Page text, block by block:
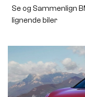
Se og Sammenlign
lignende biler